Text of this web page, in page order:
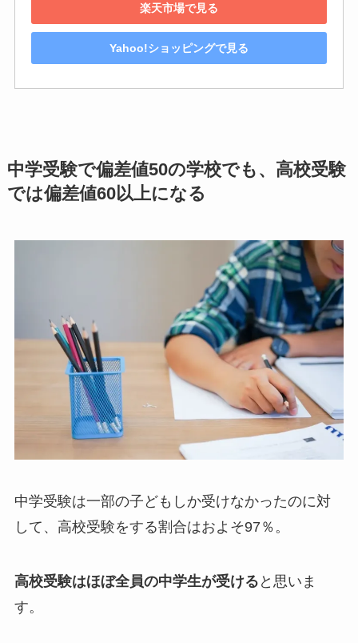
楽天市場で見る
Yahoo!ショッピングで見る
中学受験で偏差値50の学校でも、高校受験
では偏差値60以上になる
中学受験は一部の子どもしか受けなかったのに対
して、高校受験をする割合はおよそ97％。
高校受験はほぼ全員の中学生が受ける と思いま
す。